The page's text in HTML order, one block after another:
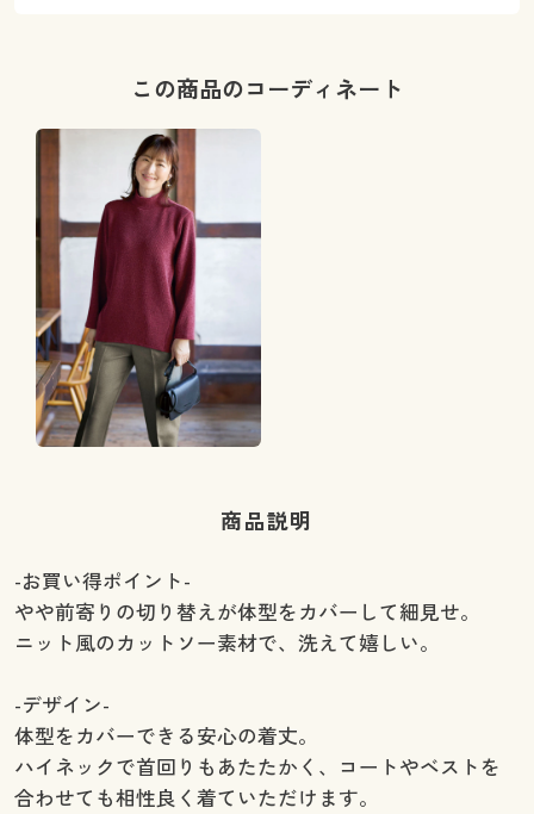
この商品のコーディネート
商品説明
-お買い得ポイント-
やや前寄りの切り替えが体型をカバーして細見せ。
ニット風のカットソー素材で、洗えて嬉しい。
-デザイン-
体型をカバーできる安心の着丈。
ハイネックで首回りもあたたかく、コートやベストを
合わせても相性良く着ていただけます。